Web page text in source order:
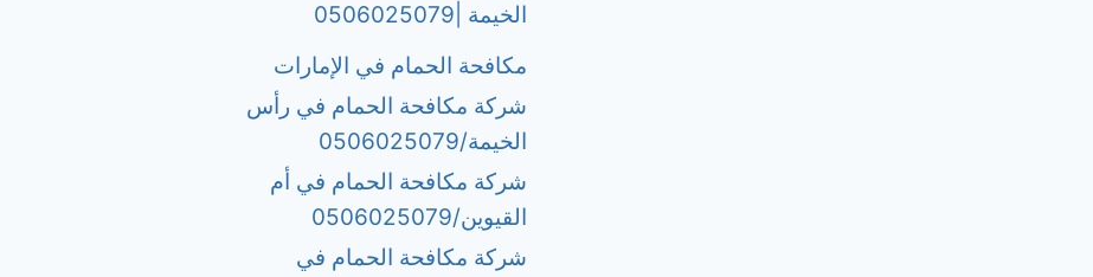
الخيمة |0506025079
مكافحة الحمام في الإمارات
شركة مكافحة الحمام في رأس
الخيمة/0506025079
شركة مكافحة الحمام في أم
القيوين/0506025079
شركة مكافحة الحمام في